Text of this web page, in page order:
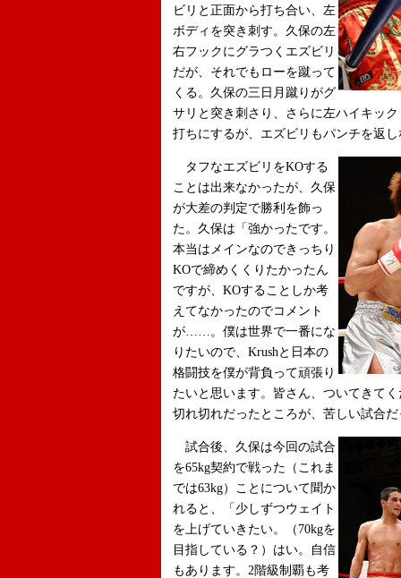
ビリと正面から打ち合い、左
ボディを突き刺す。久保の左
右フックにグラつくエズビリ
だが、それでもローを蹴って
くる。久保の三日月蹴りがグ
サリと突き刺さり、さらに左ハイキッ
打ちにするが、エズビリもパンチを返
タフなエズビリをKOする
ことは出来なかったが、久保
が大差の判定で勝利を飾っ
た。久保は「強かったです。
本当はメインなのできっちり
KOで締めくくりたかったん
ですが、KOすることしか考
えてなかったのでコメント
が……。僕は世界で一番にな
りたいので、Krushと日本の
格闘技を僕が背負って頑張り
たいと思います。皆さん、ついてきて
切れ切れだったところが、苦しい試合
試合後、久保は今回の試合
を65kg契約で戦った（これま
では63kg）ことについて聞か
れると、「少しずつウェイト
を上げていきたい。（70kgを
目指している？）はい。自信
もあります。2階級制覇も考